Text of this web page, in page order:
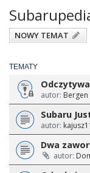
NOWY TEMAT
TEMATY
autor: Bergen
Subaru
autor:
Dwa
autor: